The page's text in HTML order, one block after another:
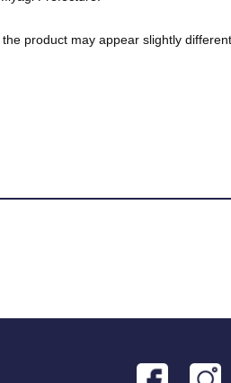
product may appear slightly